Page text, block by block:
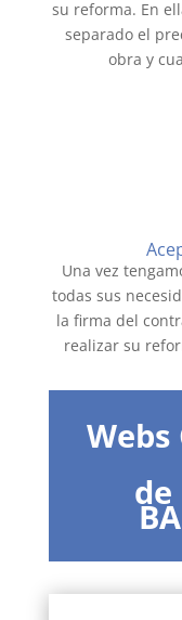
su reforma. En
separado el
obra y
Una vez
todas sus
la firma del
realizar su
de